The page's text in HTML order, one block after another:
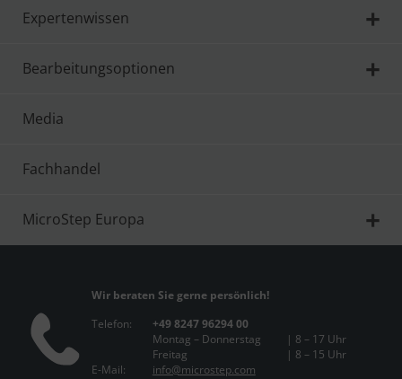
Expertenwissen
Bearbeitungsoptionen
Media
Fachhandel
MicroStep Europa
Wir beraten Sie gerne persönlich!
Telefon:
+49 8247 96294 00
Montag – Donnerstag
| 8 – 17 Uhr
Freitag
| 8 – 15 Uhr
E-Mail:
info@microstep.com